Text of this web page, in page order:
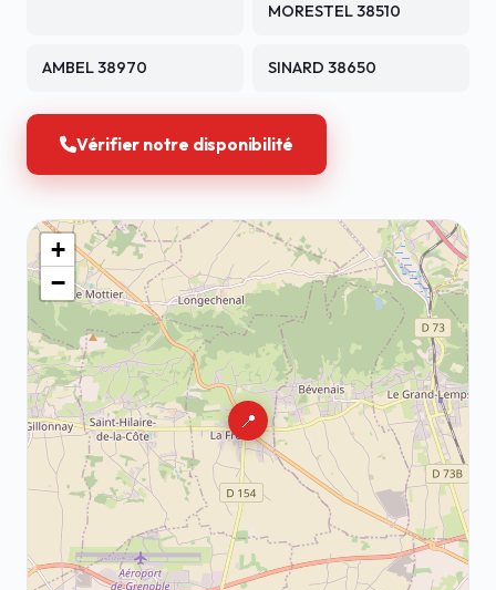
MORESTEL 38510
AMBEL 38970 SINARD 38650
Vérifier notre disponibilité
📍
+
−